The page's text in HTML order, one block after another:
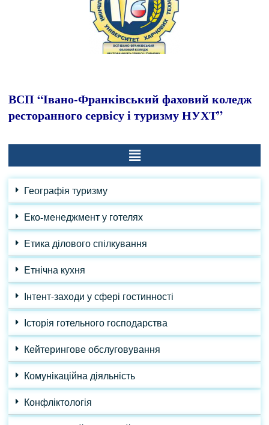
ВСП “Івано-Франківський фаховий коледж
ресторанного сервісу і туризму НУХТ”
Географія туризму
Еко-менеджмент у готелях
Етика ділового спілкування
Етнічна кухня
Інтент-заходи у сфері гостинності
Історія готельного господарства
Кейтерингове обслуговування
Комунікаційна діяльність
Конфліктологія